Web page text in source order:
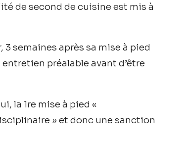
de second de cuisine est mis à
3 semaines après sa mise à pied
préalable avant d’être
la 1re mise à pied «
» et donc une sanction